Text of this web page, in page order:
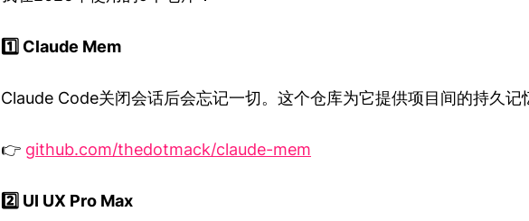
1️⃣ Claude Mem
Claude Code关闭会话后会忘记一切。这个仓库为它提供项目间的持久记
👉 github.com/thedotmack/claude-mem
2️⃣ UI UX Pro Max